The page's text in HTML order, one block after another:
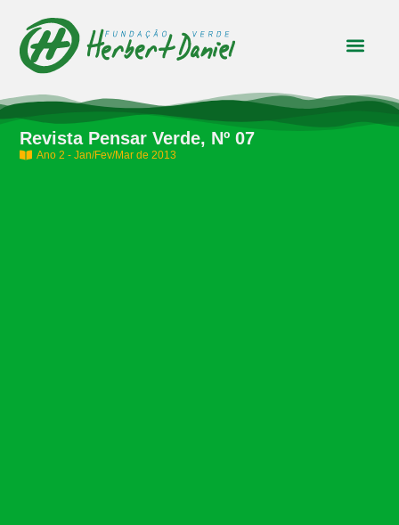
Revista Pensar Verde, Nº 07
Ano 2 - Jan/Fev/Mar de 2013